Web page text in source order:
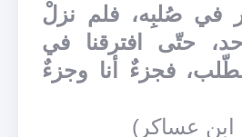
في صُلبِه، فلم نزلْ
حتّى افترقنا في
فجزءٌ أنا وجزءٌ
ابن عساكر)